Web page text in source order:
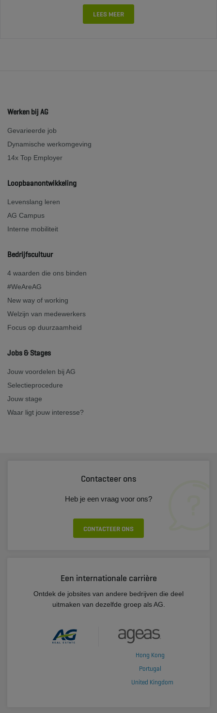
LEES MEER
Werken bij AG
Gevarieerde job
Dynamische werkomgeving
14x Top Employer
Loopbaanontwikkeling
Levenslang leren
AG Campus
Interne mobiliteit
Bedrijfscultuur
4 waarden die ons binden
#WeAreAG
New way of working
Welzijn van medewerkers
Focus op duurzaamheid
Jobs & Stages
Jouw voordelen bij AG
Selectieprocedure
Jouw stage
Waar ligt jouw interesse?
Contacteer ons
Heb je een vraag voor ons?
CONTACTEER ONS
Een internationale carrière
Ontdek de jobsites van andere bedrijven die deel
uitmaken van dezelfde groep als AG.
Hong Kong
Portugal
United Kingdom